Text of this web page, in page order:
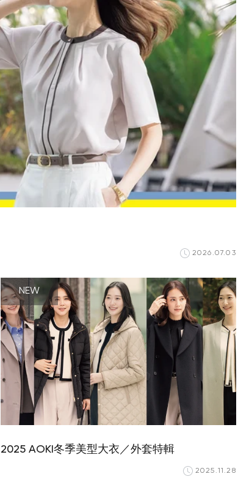
2026.07.03
NEW
2025 AOKI冬季美型大衣／外套特輯
2025.11.28